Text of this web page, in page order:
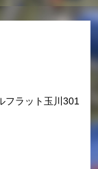
フラット玉川301